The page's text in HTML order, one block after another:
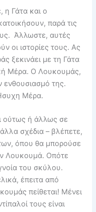
η Γάτα και ο
παρά τις
Άλλωστε, αυτές
οι ιστορίες τους. Ας
ξεκινάει με τη Γάτα
Μέρα. Ο Λουκουμάς,
ενθουσιασμό της.
Μέρα.
ούτως ή άλλως σε
σχέδια – βλέπετε,
όπου θα μπορούσε
Λουκουμά. Οπότε
του σκύλου.
έπειτα από
πείθεται! Μένει
τους είναι